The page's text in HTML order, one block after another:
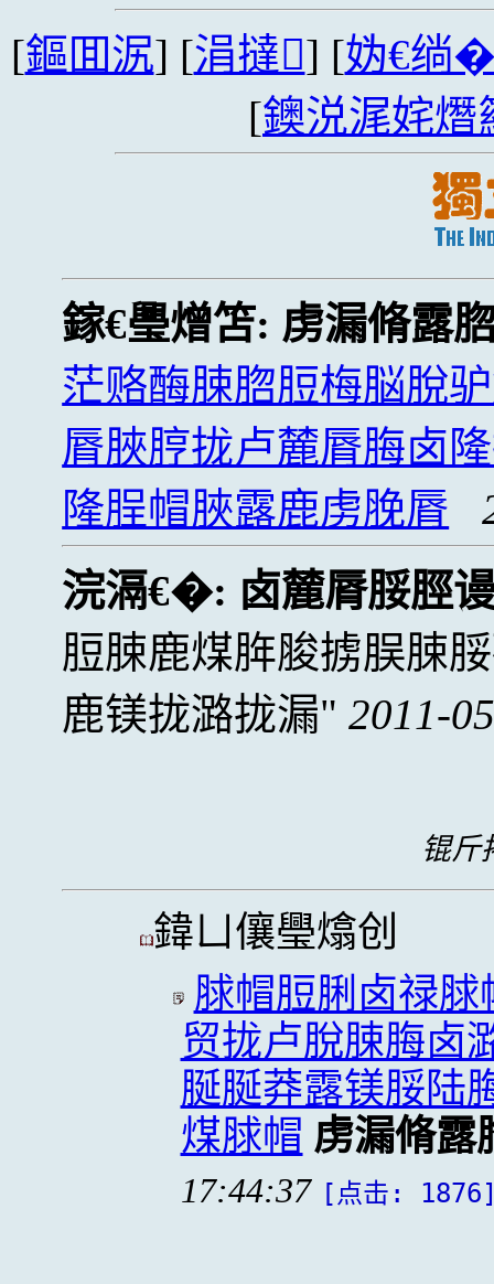
[鏂囬泦] [涓撻] [妫€绱
[鐭涚浘姹熸
鎵€璺熷笘: 虏漏脩露
茫赂酶脨脗脰梅脳脫
脣脥脝拢卢麓脣脢卤
隆脭帽脥露鹿虏脕脣
浣滆€�: 卤麓脣脮脛
脰脨鹿煤脌脧掳脵脨
鹿镁拢潞拢漏
2011-
锟斤
鍏ㄩ儴璺熻创
脙帽脰脷卤禄
贸拢卢脫脨脢卤
脠脠莽露镁脮陆
煤脙帽 虏漏脩露
17:44:37 [点击: